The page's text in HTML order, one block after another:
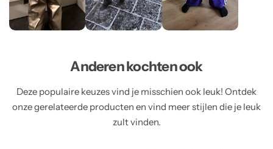
Anderen kochten ook
Deze populaire keuzes vind je misschien ook leuk! Ontdek
onze gerelateerde producten en vind meer stijlen die je leuk
zult vinden.